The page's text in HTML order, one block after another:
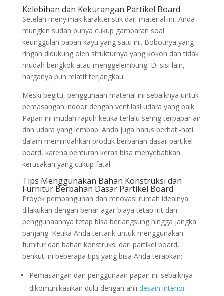
Kelebihan dan Kekurangan Partikel Board
Setelah menyimak karakteristik dari material ini, Anda
mungkin sudah punya cukup gambaran soal
keunggulan papan kayu yang satu ini. Bobotnya yang
ringan didukung oleh strukturnya yang kokoh dan tidak
mudah bengkok atau menggelembung. Di sisi lain,
harganya pun relatif terjangkau.
Meski begitu, penggunaan material ini sebaiknya untuk
pemasangan indoor dengan ventilasi udara yang baik.
Papan ini mudah rapuh ketika terlalu sering terpapar air
dan udara yang lembab. Anda juga harus berhati-hati
dalam memindahkan produk berbahan dasar partikel
board, karena benturan keras bisa menyebabkan
kerusakan yang cukup fatal.
Tips Menggunakan Bahan Konstruksi dan
Furnitur Berbahan Dasar Partikel Board
Proyek pembangunan dan renovasi rumah idealnya
dilakukan dengan benar agar biaya tetap irit dan
penggunaannya tetap bisa berlangsung hingga jangka
panjang. Ketika Anda tertarik untuk menggunakan
furnitur dan bahan konstruksi dari partikel board,
berikut ini beberapa tips yang bisa Anda terapkan:
Pemasangan dan penggunaan papan ini sebaiknya
dikomunikasikan dulu dengan ahli desain interior